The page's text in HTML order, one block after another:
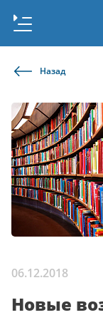
Назад
06.12.2018
Новые